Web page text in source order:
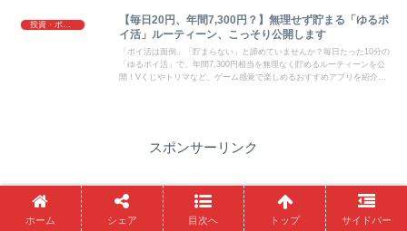
投資・ポイ活
【毎日20円、年間7,300円？】無理せず貯まる「ゆるポ
イ活」ルーティーン、こっそり公開します
「ポイ活は面倒」「貯まらない」と諦めていませんか？毎日たった10分の
「ゆるポイ活」で、年間7,300円相当を無理なく貯めるルーティーンを公
開！Vくじやトリマなど、ゲーム感覚で楽しめるおすすめアプリを紹介。
スポンサーリンク
ホーム シェア 目次へ トップ サイドバー